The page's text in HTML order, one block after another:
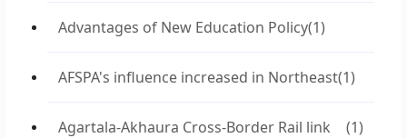
Advantages of New Education Policy(1)
AFSPA's influence increased in Northeast(1)
Agartala-Akhaura Cross-Border Rail link
(1)